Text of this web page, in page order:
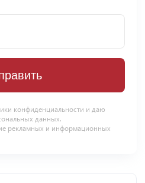
конфиденциальности и даю
данных.
рекламных и информационных